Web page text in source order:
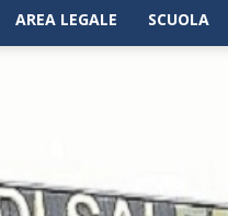
AREA LEGALE SCUOLA